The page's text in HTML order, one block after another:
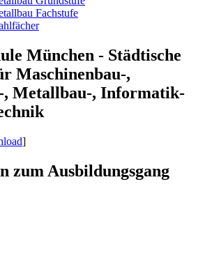
Fachstufe
München - Städtische
Maschinenbau-,
Metallbau-, Informatik-
]
zum Ausbildungsgang